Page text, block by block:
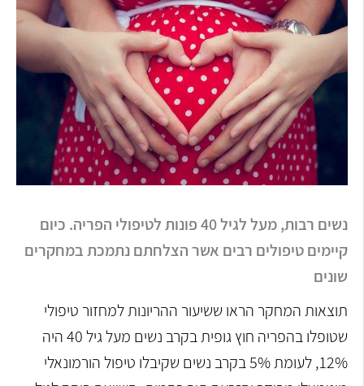
נשים רבות, מעל לגיל 40 פונות לטיפולי הפריה. כיום
קיימים טיפולים רבים אשר הצלחתם נתמכת במחקרים
שונים
תוצאות המחקר הראו ששיעור ההריונות למחזור טיפולי
שטופלו בהפריה חוץ גופית בקרב נשים מעל גיל 40 היה
12%, לעומת 5% בקרב נשים שקיבלו טיפול הורמונאלי